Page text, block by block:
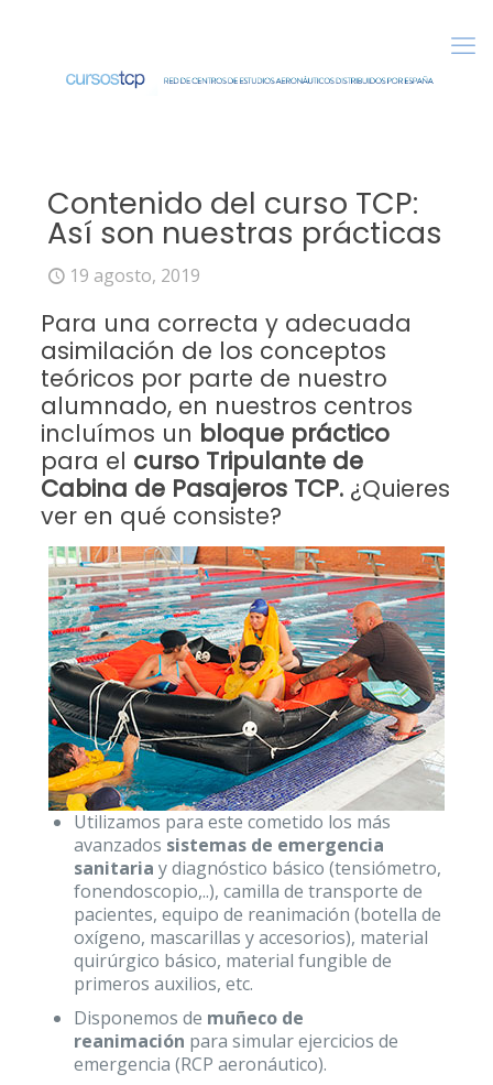
Contenido del curso TCP:
Así son nuestras prácticas
19 agosto, 2019
Para una correcta y adecuada
asimilación de los conceptos
teóricos por parte de nuestro
alumnado, en nuestros centros
incluímos un bloque práctico
para el curso Tripulante de
Cabina de Pasajeros TCP.¿Quieres
ver en qué consiste?
Utilizamos para este cometido los más
avanzados sistemas de emergencia
sanitaria y diagnóstico básico (tensiómetro,
fonendoscopio,..), camilla de transporte de
pacientes, equipo de reanimación (botella de
oxígeno, mascarillas y accesorios), material
quirúrgico básico, material fungible de
primeros auxilios, etc.
Disponemos de muñeco de
reanimación para simular ejercicios de
emergencia (RCP aeronáutico).